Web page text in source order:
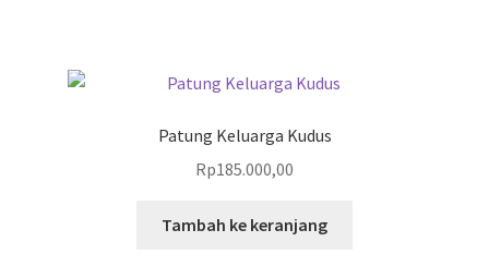
Patung Keluarga Kudus
Rp185.000,00
Tambah ke keranjang